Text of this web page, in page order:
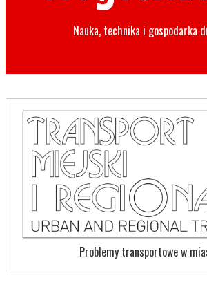
Nauka, technika i gospodarka
Problemy transportowe w